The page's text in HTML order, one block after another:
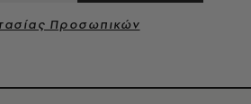
Προσωπικών